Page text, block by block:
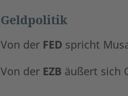
Geldpolitik
Von der FED spricht
Von der EZB äußert sich